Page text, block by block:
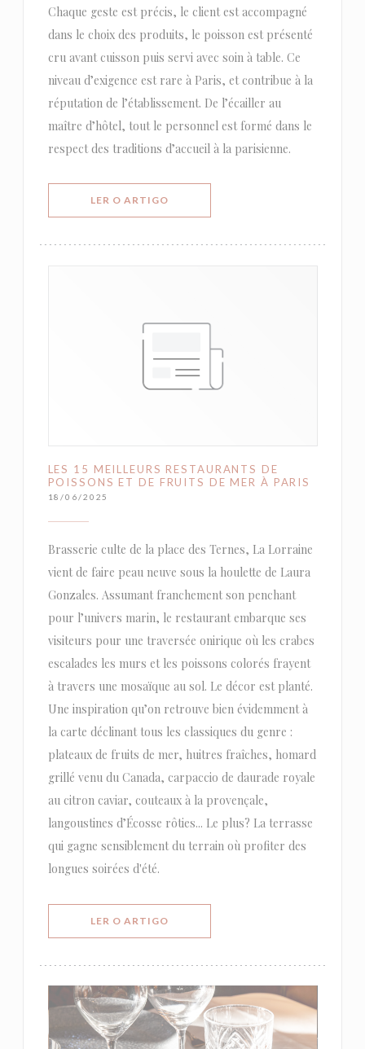
Chaque geste est précis, le client est accompagné
dans le choix des produits, le poisson est présenté
cru avant cuisson puis servi avec soin à table. Ce
niveau d’exigence est rare à Paris, et contribue à la
réputation de l’établissement. De l’écailler au
maître d’hôtel, tout le personnel est formé dans le
respect des traditions d’accueil à la parisienne.
LER O ARTIGO((ABRE NUMA NOVA JANELA))
LES 15 MEILLEURS RESTAURANTS DE
POISSONS ET DE FRUITS DE MER À PARIS
18/06/2025
Brasserie culte de la place des Ternes, La Lorraine
vient de faire peau neuve sous la houlette de Laura
Gonzales. Assumant franchement son penchant
pour l’univers marin, le restaurant embarque ses
visiteurs pour une traversée onirique où les crabes
escalades les murs et les poissons colorés frayent
à travers une mosaïque au sol. Le décor est planté.
Une inspiration qu’on retrouve bien évidemment à
la carte déclinant tous les classiques du genre :
plateaux de fruits de mer, huitres fraîches, homard
grillé venu du Canada, carpaccio de daurade royale
au citron caviar, couteaux à la provençale,
langoustines d’Écosse rôties... Le plus? La terrasse
qui gagne sensiblement du terrain où profiter des
longues soirées d'été.
LER O ARTIGO((ABRE NUMA NOVA JANELA))